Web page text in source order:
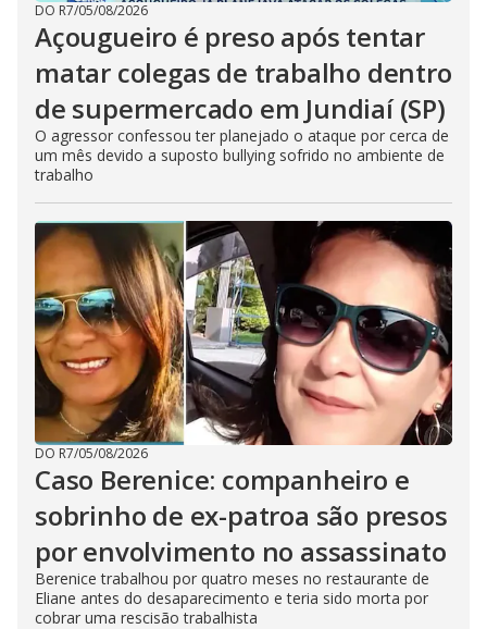
DO R7/05/08/2026
Açougueiro é preso após tentar
matar colegas de trabalho dentro
de supermercado em Jundiaí (SP)
O agressor confessou ter planejado o ataque por cerca de
um mês devido a suposto bullying sofrido no ambiente de
trabalho
DO R7/05/08/2026
Caso Berenice: companheiro e
sobrinho de ex-patroa são presos
por envolvimento no assassinato
Berenice trabalhou por quatro meses no restaurante de
Eliane antes do desaparecimento e teria sido morta por
cobrar uma rescisão trabalhista